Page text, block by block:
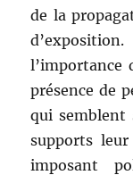
de la
l’importance
présence de
qui semblent
supports
imposant